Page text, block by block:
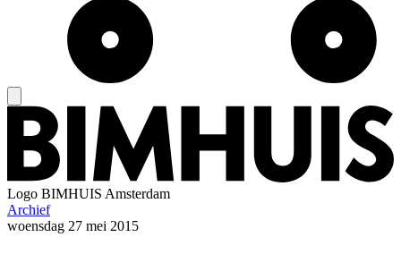
Logo BIMHUIS Amsterdam
Archief
woensdag 27 mei 2015